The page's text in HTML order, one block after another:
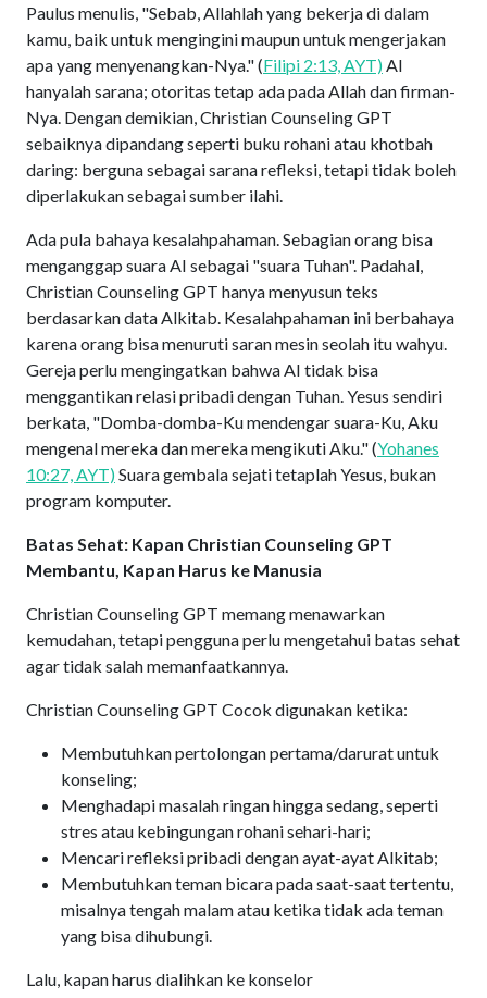
Paulus menulis, "Sebab, Allahlah yang bekerja di dalam
kamu, baik untuk mengingini maupun untuk mengerjakan
apa yang menyenangkan-Nya." (Filipi 2:13, AYT)AI
hanyalah sarana; otoritas tetap ada pada Allah dan firman-
Nya. Dengan demikian, Christian Counseling GPT
sebaiknya dipandang seperti buku rohani atau khotbah
daring: berguna sebagai sarana refleksi, tetapi tidak boleh
diperlakukan sebagai sumber ilahi.
Ada pula bahaya kesalahpahaman. Sebagian orang bisa
menganggap suara AI sebagai "suara Tuhan". Padahal,
Christian Counseling GPT hanya menyusun teks
berdasarkan data Alkitab. Kesalahpahaman ini berbahaya
karena orang bisa menuruti saran mesin seolah itu wahyu.
Gereja perlu mengingatkan bahwa AI tidak bisa
menggantikan relasi pribadi dengan Tuhan. Yesus sendiri
berkata, "Domba-domba-Ku mendengar suara-Ku, Aku
mengenal mereka dan mereka mengikuti Aku." (Yohanes
10:27, AYT)Suara gembala sejati tetaplah Yesus, bukan
program komputer.
Batas Sehat: Kapan Christian Counseling GPT
Membantu, Kapan Harus ke Manusia
Christian Counseling GPT memang menawarkan
kemudahan, tetapi pengguna perlu mengetahui batas sehat
agar tidak salah memanfaatkannya.
Christian Counseling GPT Cocok digunakan ketika:
Membutuhkan pertolongan pertama/darurat untuk
konseling;
Menghadapi masalah ringan hingga sedang, seperti
stres atau kebingungan rohani sehari-hari;
Mencari refleksi pribadi dengan ayat-ayat Alkitab;
Membutuhkan teman bicara pada saat-saat tertentu,
misalnya tengah malam atau ketika tidak ada teman
yang bisa dihubungi.
Lalu, kapan harus dialihkan ke konselor